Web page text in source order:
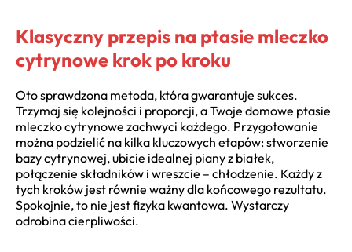
Klasyczny przepis na ptasie mleczko
cytrynowe krok po kroku
Oto sprawdzona metoda, która gwarantuje sukces.
Trzymaj się kolejności i proporcji, a Twoje domowe ptasie
mleczko cytrynowe zachwyci każdego. Przygotowanie
można podzielić na kilka kluczowych etapów: stworzenie
bazy cytrynowej, ubicie idealnej piany z białek,
połączenie składników i wreszcie – chłodzenie. Każdy z
tych kroków jest równie ważny dla końcowego rezultatu.
Spokojnie, to nie jest fizyka kwantowa. Wystarczy
odrobina cierpliwości.